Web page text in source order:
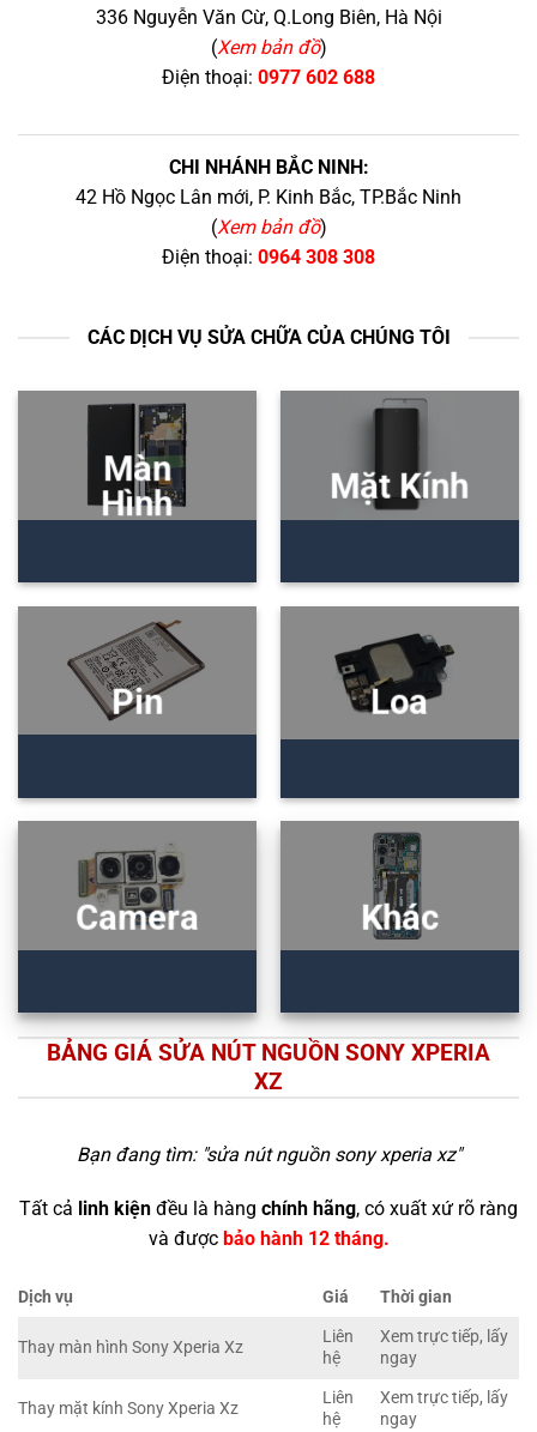
336 Nguyễn Văn Cừ, Q.Long Biên, Hà Nội
(Xem bản đồ)
Điện thoại: 0977 602 688
CHI NHÁNH BẮC NINH:
42 Hồ Ngọc Lân mới, P. Kinh Bắc, TP.Bắc Ninh
(Xem bản đồ)
Điện thoại: 0964 308 308
CÁC DỊCH VỤ SỬA CHỮA CỦA CHÚNG TÔI
Màn
Hình
Mặt Kính
Pin Loa
Camera Khác
BẢNG GIÁ SỬA NÚT NGUỒN SONY XPERIA
XZ
Bạn đang tìm: "sửa nút nguồn sony xperia xz"
Tất cả linh kiện đều là hàng chính hãng, có xuất xứ rõ ràng
và được bảo hành 12 tháng.
Dịch vụ Giá Thời gian
Thay màn hình Sony Xperia Xz
Liên
hệ
Xem trực tiếp, lấy
ngay
Thay mặt kính Sony Xperia Xz
Liên
hệ
Xem trực tiếp, lấy
ngay